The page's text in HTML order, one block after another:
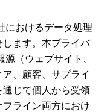
におけるデータ処理
ます。本プライバ
（ウェブサイト、
、顧客、サプライ
じて個人から受領
ライン両方におけ